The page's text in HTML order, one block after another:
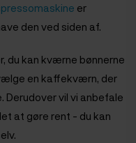
er
den ved siden af.
du kan kværne bønnerne
en kaffekværn, der
vil vi anbefale
at gøre rent - du kan